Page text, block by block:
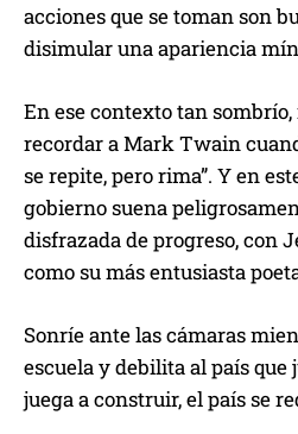
acciones que se toman son
disimular una apariencia
En ese contexto tan
recordar a Mark Twain
se repite, pero rima”. Y en
gobierno suena
disfrazada de progreso, con
como su más entusiasta
Sonríe ante las cámaras
escuela y debilita al país
juega a construir, el país se